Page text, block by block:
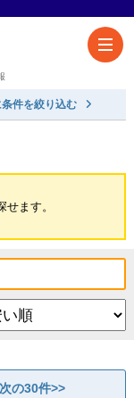
件を絞り込む
せます。
次の30件>>